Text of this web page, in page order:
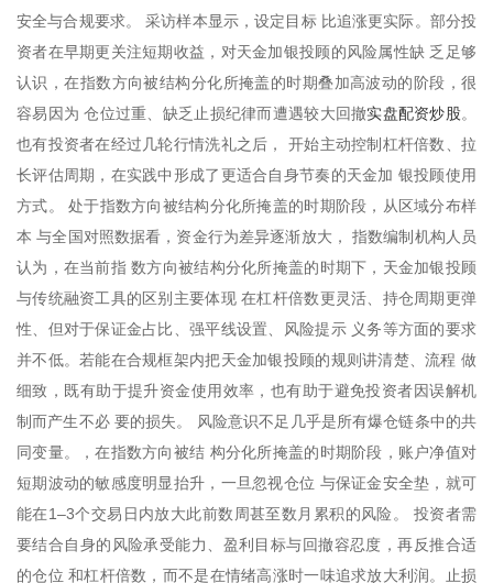
安全与合规要求。 采访样本显示，设定目标 比追涨更实际。部分投
资者在早期更关注短期收益，对天金加银投顾的风险属性缺 乏足够
认识，在指数方向被结构分化所掩盖的时期叠加高波动的阶段，很
容易因为 仓位过重、缺乏止损纪律而遭遇较大回撤实盘配资炒股。
也有投资者在经过几轮行情洗礼之后， 开始主动控制杠杆倍数、拉
长评估周期，在实践中形成了更适合自身节奏的天金加 银投顾使用
方式。 处于指数方向被结构分化所掩盖的时期阶段，从区域分布样
本 与全国对照数据看，资金行为差异逐渐放大， 指数编制机构人员
认为，在当前指 数方向被结构分化所掩盖的时期下，天金加银投顾
与传统融资工具的区别主要体现 在杠杆倍数更灵活、持仓周期更弹
性、但对于保证金占比、强平线设置、风险提示 义务等方面的要求
并不低。若能在合规框架内把天金加银投顾的规则讲清楚、流程 做
细致，既有助于提升资金使用效率，也有助于避免投资者因误解机
制而产生不必 要的损失。 风险意识不足几乎是所有爆仓链条中的共
同变量。，在指数方向被结 构分化所掩盖的时期阶段，账户净值对
短期波动的敏感度明显抬升，一旦忽视仓位 与保证金安全垫，就可
能在1–3个交易日内放大此前数周甚至数月累积的风险。 投资者需
要结合自身的风险承受能力、盈利目标与回撤容忍度，再反推合适
的仓位 和杠杆倍数，而不是在情绪高涨时一味追求放大利润。止损